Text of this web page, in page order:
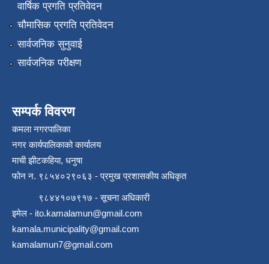
वार्षिक प्रगति प्रतिवेदन
चौमासिक प्रगति प्रतिवेदन
सार्वजनिक सुनुवाई
सार्वजनिक परीक्षण
सम्पर्क विवरण
कमला नगरपालिका
नगर कार्यपालिकाको कार्यालय
माची झीटकहिया, धनुषा
फोन न‌. ९८५४०२९०६३ - प्रमुख प्रशासकीय अधिकृत
९८४४१०७९१७ - सूचना अधिकारी
इमेल - ito.kamalamun@gmail.com
kamala.municipality@gmail.com
kamalamun7@gmail.com